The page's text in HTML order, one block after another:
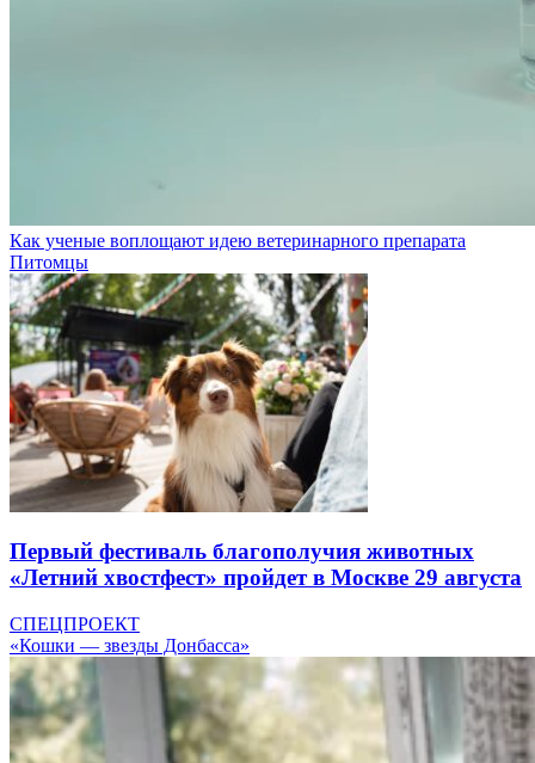
Как ученые воплощают идею ветеринарного препарата
Питомцы
Первый фестиваль благополучия животных
«Летний хвостфест» пройдет в Москве 29 августа
СПЕЦПРОЕКТ
«Кошки — звезды Донбасса»